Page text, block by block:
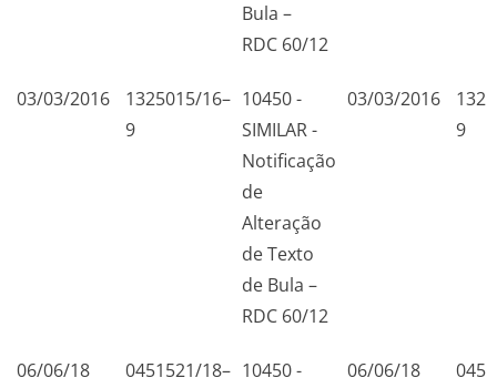
Bula –
RDC 60/12
03/03/2016
1325015/16–
9
10450 -
SIMILAR -
Notificação
de
Alteração
de Texto
de Bula –
RDC 60/12
03/03/2016
9
06/06/18
0451521/18– 10450 -
06/06/18